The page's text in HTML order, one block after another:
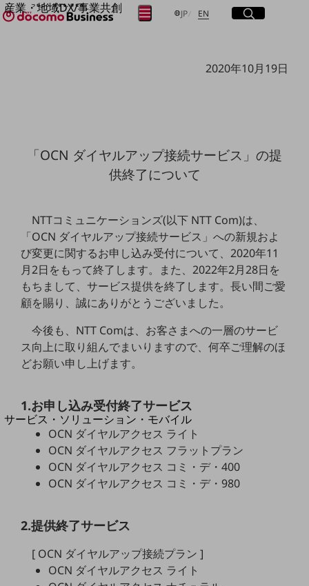
産業・地域DX/事業共創
OPEN HUB for Plural Futures
産業・地域DXプラットフォーマーとして
企業と地域が持続成長する社会を目指します
Smart Healthcare
Smart Industry
Smart Mobility
Smart Worksite
生成AI(Generative AI)
地域の取り組み
地域社会を支える皆さまと地域課題の解決や
自治体・地域社会との共創
LGPF(Local Government Platform)
サービス・ソリューション・モバイル
サービス・ソリューションTOP
DXに関する課題を解決する
サービス・ソリューションをご紹介
カテゴリーで探す
ネットワーク・モバイル
クラウド・データセンター
電話・映像コミュニケーション
JP日本語
EN Englishサイト内検索
開く
メニュー
開く
取り組みを検索
2020年10月19日
「OCN ダイヤルアップ接続サービス」の提
供終了について
NTTコミュニケーションズ(以下 NTT Com)は、
「OCN ダイヤルアップ接続サービス」への新規およ
び変更に関するお申し込み受付について、2020年11
月2日をもって終了します。また、2022年2月28日を
もちまして、サービス提供を終了します。長い間ご愛
顧を賜り、誠にありがとうございました。
今後も、NTT Comは、お客さまへの一層のサービ
ス向上に取り組んでまいりますので、何卒ご理解のほ
どお願い申し上げます。
1.お申し込み受付終了サービス
OCN ダイヤルアクセス ライト
OCN ダイヤルアクセス フラットプラン
OCN ダイヤルアクセス コミ・デ・400
OCN ダイヤルアクセス コミ・デ・980
2.提供終了サービス
[ OCN ダイヤルアップ接続プラン ]
OCN ダイヤルアクセス ライト